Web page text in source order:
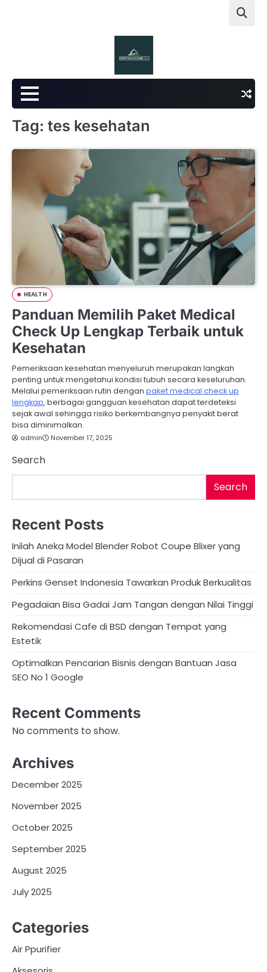
Tag: tes kesehatan
HEALTH
Panduan Memilih Paket Medical
Check Up Lengkap Terbaik untuk
Kesehatan
Pemeriksaan kesehatan menyeluruh merupakan langkah
penting untuk mengetahui kondisi tubuh secara keseluruhan.
Melalui pemeriksaan rutin dengan paket medical check up
lengkap, berbagai gangguan kesehatan dapat terdeteksi
sejak awal sehingga risiko berkembangnya penyakit berat
bisa diminimalkan.
admin November 17, 2025
Search
Search
Recent Posts
Inilah Aneka Model Blender Robot Coupe Blixer yang
Dijual di Pasaran
Perkins Genset Indonesia Tawarkan Produk Berkualitas
Pegadaian Bisa Gadai Jam Tangan dengan Nilai Tinggi
Rekomendasi Cafe di BSD dengan Tempat yang
Estetik
Optimalkan Pencarian Bisnis dengan Bantuan Jasa
SEO No 1 Google
Recent Comments
No comments to show.
Archives
December 2025
November 2025
October 2025
September 2025
August 2025
July 2025
Categories
Air Ppurifier